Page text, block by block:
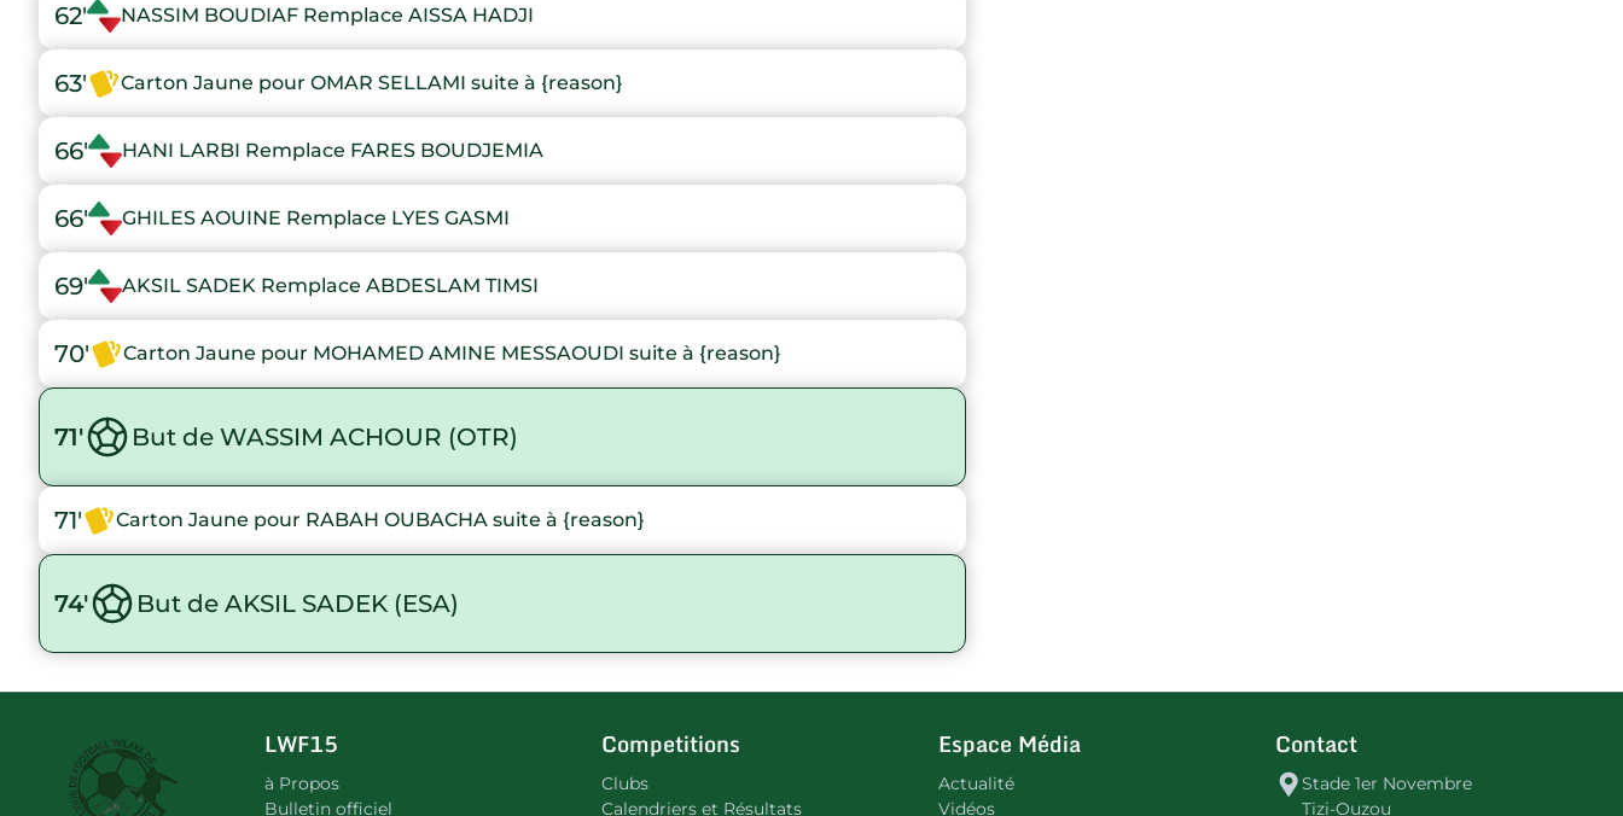
62' NASSIM BOUDIAF Remplace AISSA HADJI
63' Carton Jaune pour OMAR SELLAMI suite à {reason}
66' HANI LARBI Remplace FARES BOUDJEMIA
66' GHILES AOUINE Remplace LYES GASMI
69' AKSIL SADEK Remplace ABDESLAM TIMSI
70' Carton Jaune pour MOHAMED AMINE MESSAOUDI suite à {reason}
71' But de WASSIM ACHOUR (OTR)
71' Carton Jaune pour RABAH OUBACHA suite à {reason}
74' But de AKSIL SADEK (ESA)
LWF15
à Propos
Bulletin officiel
Competitions
Clubs
Calendriers et Résultats
Espace Média
Actualité
Vidéos
Contact
Stade 1er Novembre
Tizi-Ouzou